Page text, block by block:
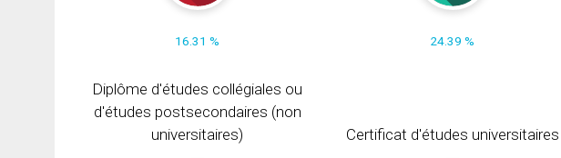
16.31 % 24.39 %
Diplôme d'études collégiales ou
d'études postsecondaires (non
universitaires)
Certificat d'études universitaires